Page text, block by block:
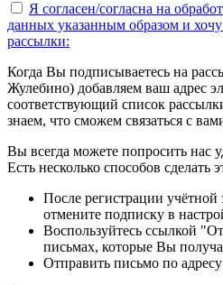
Я согласен/согласна на
данных указанным образом и
рассылки:
Когда Вы подписываетесь на
Жулебино) добавляем ваш адрес
соответствующий список
знаем, что сможем связаться с
Вы всегда можете попросить нас
Есть несколько способов сделать
После регистрации учётной
отмените подписку в
Воспользуйтесь ссылкой
письмах, которые Вы
Отправить письмо по